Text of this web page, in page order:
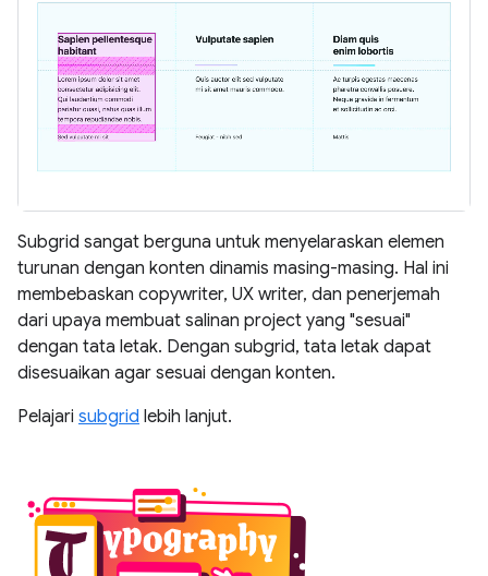
Subgrid sangat berguna untuk menyelaraskan elemen
turunan dengan konten dinamis masing-masing. Hal ini
membebaskan copywriter, UX writer, dan penerjemah
dari upaya membuat salinan project yang "sesuai"
dengan tata letak. Dengan subgrid, tata letak dapat
disesuaikan agar sesuai dengan konten.
Pelajari subgrid lebih lanjut.